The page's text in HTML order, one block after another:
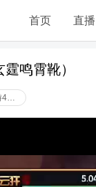
首页 直播
鸣霄靴）
造梦西游4手机版